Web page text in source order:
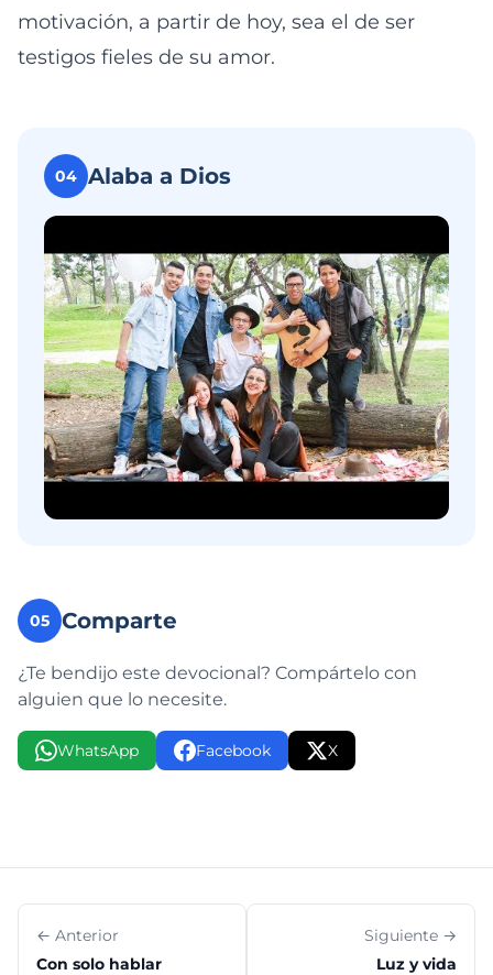
motivación, a partir de hoy, sea el de ser
testigos fieles de su amor.
04 Alaba a Dios
05 Comparte
¿Te bendijo este devocional? Compártelo con
alguien que lo necesite.
WhatsApp Facebook X
← Anterior
Con solo hablar
Siguiente →
Luz y vida